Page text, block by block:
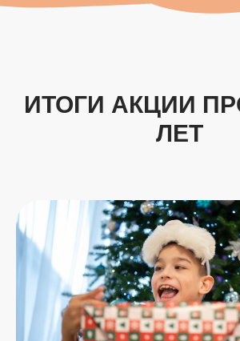
ИТОГИ АКЦИИ
ЛЕТ